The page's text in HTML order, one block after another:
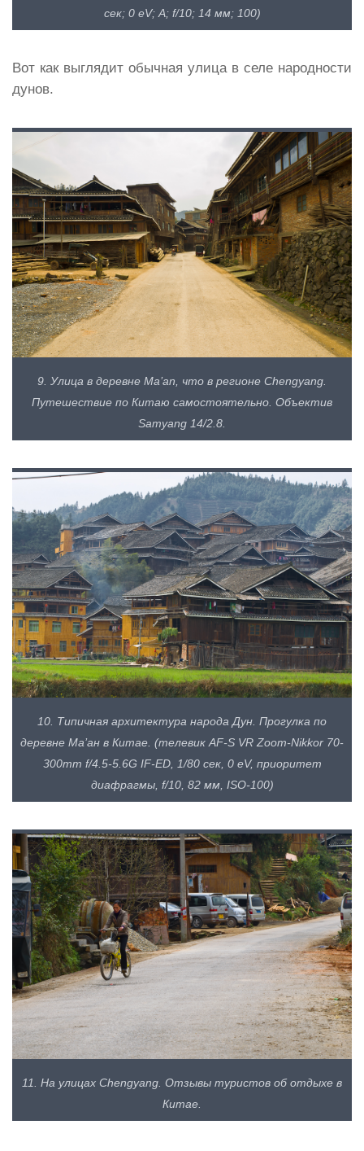
сек; 0 eV; А; f/10; 14 мм; 100)
Вот как выглядит обычная улица в селе народности
дунов.
9. Улица в деревне Ma’an, что в регионе Chengyang.
Путешествие по Китаю самостоятельно. Объектив
Samyang 14/2.8.
10. Типичная архитектура народа Дун. Прогулка по
деревне Ма’ан в Китае. (телевик AF-S VR Zoom-Nikkor 70-
300mm f/4.5-5.6G IF-ED, 1/80 сек, 0 eV, приоритет
диафрагмы, f/10, 82 мм, ISO-100)
11. На улицах Chengyang. Отзывы туристов об отдыхе в
Китае.